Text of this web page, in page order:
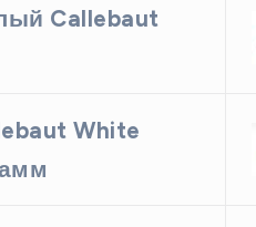
Callebaut
White